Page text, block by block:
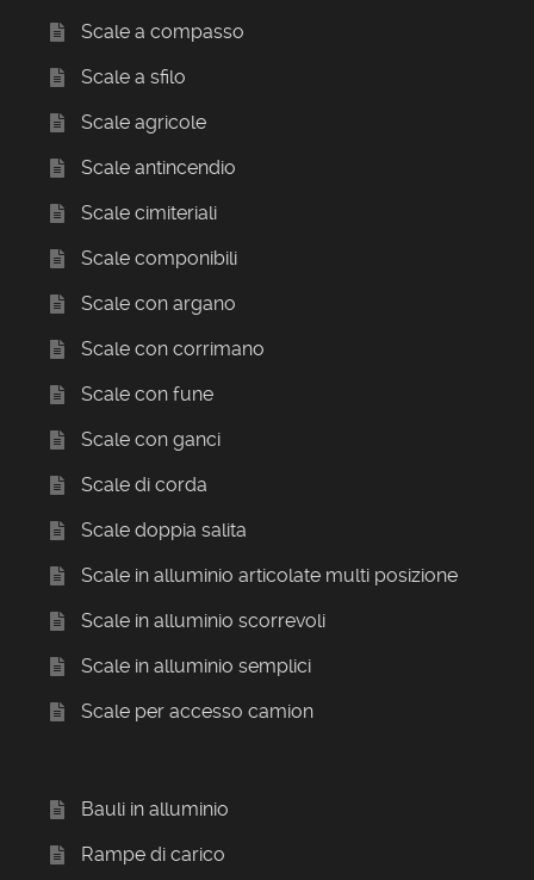
Scale a compasso
Scale a sfilo
Scale agricole
Scale antincendio
Scale cimiteriali
Scale componibili
Scale con argano
Scale con corrimano
Scale con fune
Scale con ganci
Scale di corda
Scale doppia salita
Scale in alluminio articolate multi posizione
Scale in alluminio scorrevoli
Scale in alluminio semplici
Scale per accesso camion
Bauli in alluminio
Rampe di carico